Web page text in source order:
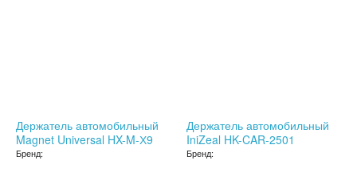
КОСМЕТИКА BIOAQUA
Держатель автомобильный
Magnet Universal HX-M-Х9
Бренд:
Держатель автомобильный
IniZeal HK-CAR-2501
Бренд: